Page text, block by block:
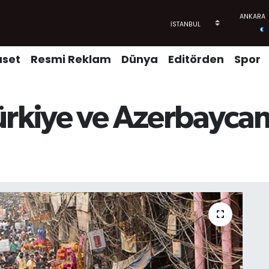
Resmi Reklam Dünya Editörden Spor
ve